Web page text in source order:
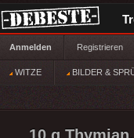
Anmelden Registrieren
WITZE BILDER &